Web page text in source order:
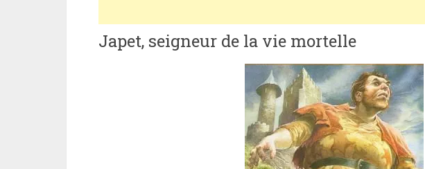
Japet, seigneur de la vie mortelle